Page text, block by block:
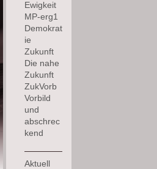
Ewigkeit
MP-erg1
Demokrat
ie
Zukunft
Die nahe
Zukunft
ZukVorb
Vorbild
und
abschrec
kend
Aktuell